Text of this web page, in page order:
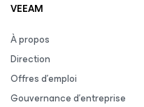
VEEAM
À propos
Direction
Offres d’emploi
Gouvernance d’entreprise